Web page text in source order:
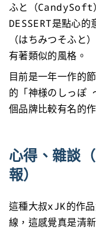
ふと（CandySoft
DESSERT是點心
（はちみつそふと
有著類似的風格。
目前是一年一作的
的「神様のしっぽ
個品牌比較有名的
心得、雜談
報）
這種大叔xJK的作
線，這感覺真是清